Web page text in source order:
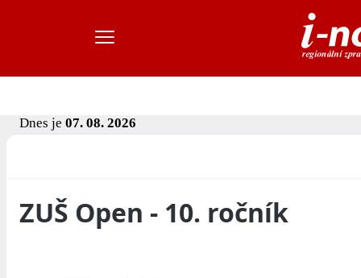
Dnes je 07. 08. 2026
ZUŠ Open - 10. ročník